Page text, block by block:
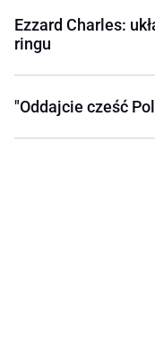
Ezzard Charles:
ringu
"Oddajcie cześć